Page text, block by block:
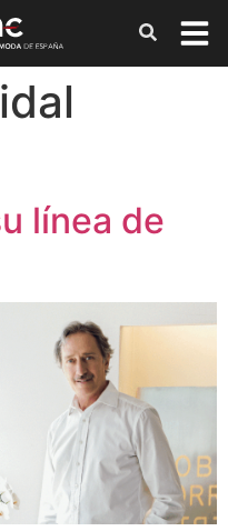
línea de